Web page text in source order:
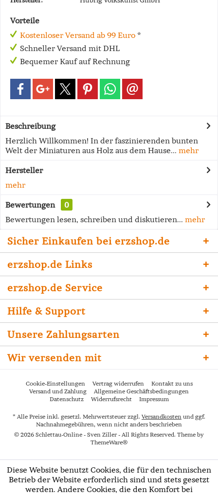
Vorteile
Kostenloser Versand ab 99 Euro *
Schneller Versand mit DHL
Bequemer Kauf auf Rechnung
Beschreibung
Herzlich Willkommen! In der faszinierenden bunten
Welt der Miniaturen aus Holz aus dem Hause... mehr
Hersteller
mehr
Bewertungen
0
Bewertungen lesen, schreiben und diskutieren... mehr
Sicher Einkaufen bei erzshop.de
erzshop.de Links
erzshop.de Service
Hilfe & Support
Unsere Zahlungsarten
Wir versenden mit
Cookie-Einstellungen Vertrag widerrufen
Kontakt zu uns
Versand und Zahlung
Allgemeine Geschäftsbedingungen
Datenschutz
Widerrufsrecht Impressum
* Alle Preise inkl. gesetzl. Mehrwertsteuer zzgl. Versandkosten und ggf.
Nachnahmegebühren, wenn nicht anders beschrieben
© 2026 Schlettau-Online - Sven Ziller - All Rights Reserved. Theme by
ThemeWare®
Diese Website benutzt Cookies, die für den technischen
Betrieb der Website erforderlich sind und stets gesetzt
werden. Andere Cookies, die den Komfort bei